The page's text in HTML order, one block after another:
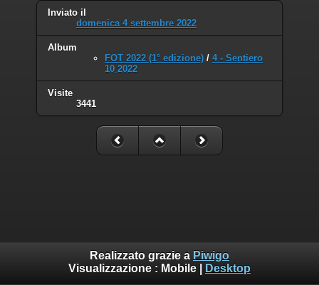
Inviato il
domenica 4 settembre 2022
Album
FOT 2022 (1° edizione) / 4 - Sentiero
10 2022
Visite
3441
Realizzato grazie a Piwigo
Visualizzazione : Mobile Desktop